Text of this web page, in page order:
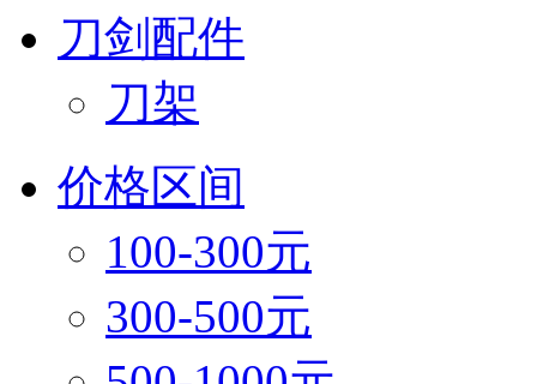
刀剑配件
刀架
价格区间
100-300元
300-500元